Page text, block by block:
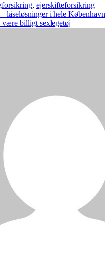
, ejerskifteforsikring
låseløsninger i hele København
være billigt sexlegetøj